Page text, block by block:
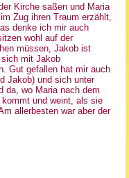
Kirche saßen und Maria
Zug ihren Traum erzählt,
denke ich mir auch
wohl auf der
müssen, Jakob ist
mit Jakob
Gut gefallen hat mir auch
Jakob) und sich unter
da, wo Maria nach dem
und weint, als sie
allerbesten war aber der